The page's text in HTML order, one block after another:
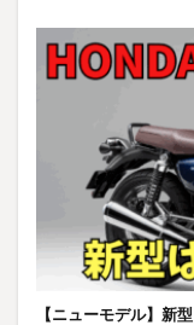
【ニューモデル】新